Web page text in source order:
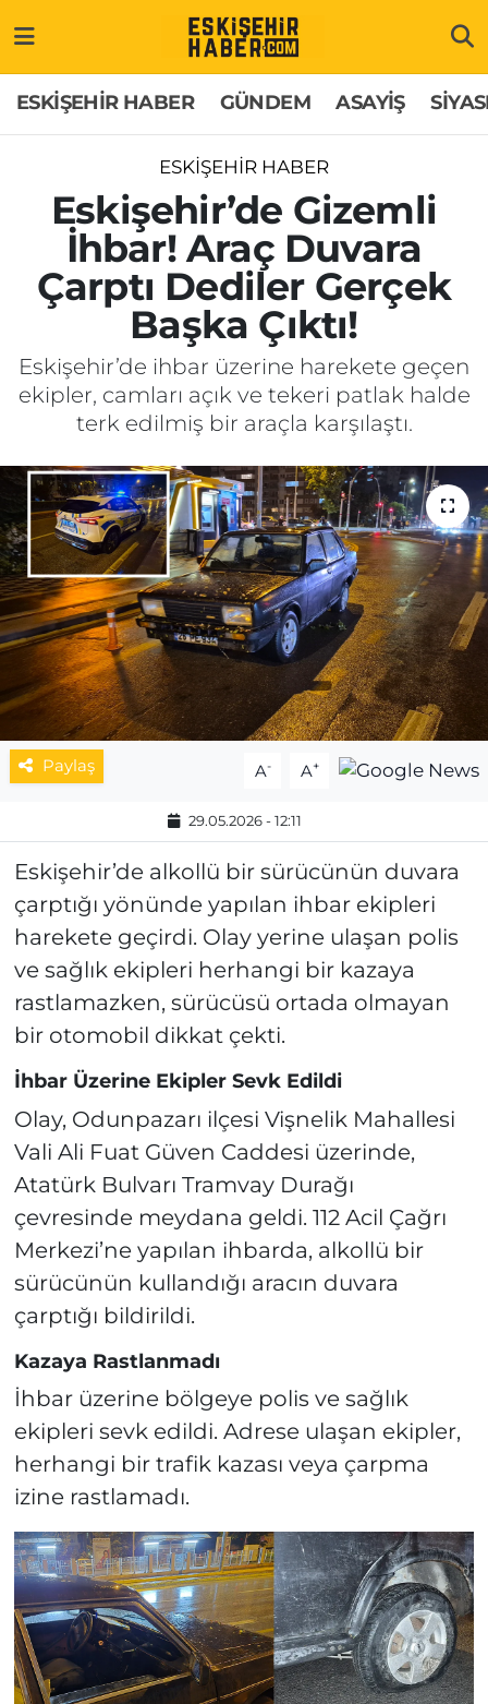
ESKİŞEHİR HABER GÜNDEM ASAYİŞ
ESKİŞEHİR HABER
Eskişehir’de Gizemli
İhbar! Araç Duvara
Çarptı Dediler Gerçek
Başka Çıktı!
Eskişehir’de ihbar üzerine harekete geçen
ekipler, camları açık ve tekeri patlak halde
terk edilmiş bir araçla karşılaştı.
Paylaş A- A+
29.05.2026 - 12:11
Eskişehir’de alkollü bir sürücünün duvara
çarptığı yönünde yapılan ihbar ekipleri
harekete geçirdi. Olay yerine ulaşan polis
ve sağlık ekipleri herhangi bir kazaya
rastlamazken, sürücüsü ortada olmayan
bir otomobil dikkat çekti.
İhbar Üzerine Ekipler Sevk Edildi
Olay, Odunpazarı ilçesi Vişnelik Mahallesi
Vali Ali Fuat Güven Caddesi üzerinde,
Atatürk Bulvarı Tramvay Durağı
çevresinde meydana geldi. 112 Acil Çağrı
Merkezi’ne yapılan ihbarda, alkollü bir
sürücünün kullandığı aracın duvara
çarptığı bildirildi.
Kazaya Rastlanmadı
İhbar üzerine bölgeye polis ve sağlık
ekipleri sevk edildi. Adrese ulaşan ekipler,
herhangi bir trafik kazası veya çarpma
izine rastlamadı.
GÜNDEM
ASAYİŞ
SİYASET
EKONOMİ
SAĞLIK
EĞİTİM
SPOR
MAGAZİN
ESKİŞEHİRSPOR
Hakkımızda
İletişim
Künye
Odunpazarı Trafik Yoğunluk Haritası
Süper Lig Puan Durumu ve Fikstür
Tüm Manşetler
Son Dakika Haberleri
Haber Arşivi